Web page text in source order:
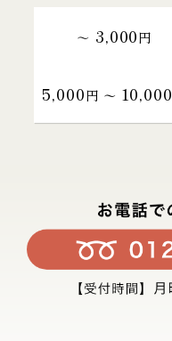
～ 3,000円
5,000円 〜 10,000